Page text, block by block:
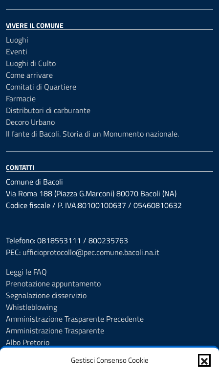
Gestisci Consenso Cookie
VIVERE IL COMUNE
Luoghi
Eventi
Luoghi di Culto
Come arrivare
Comitati di Quartiere
Farmacie
Distributori di carburante
Decoro Urbano
Il fante di Bacoli. Storia di un Monumento nazionale.
CONTATTI
Comune di Bacoli
Via Roma 188 (Piazza G.Marconi) 80070 Bacoli (NA)
Codice fiscale / P. IVA:80100100637 / 05460810632
Telefono: 0818553111 / 800235763
PEC: ufficioprotocollo@pec.comune.bacoli.na.it
Leggi le FAQ
Prenotazione appuntamento
Segnalazione disservizio
Whistleblowing
Amministrazione Trasparente Precedente
Amministrazione Trasparente
Albo Pretorio